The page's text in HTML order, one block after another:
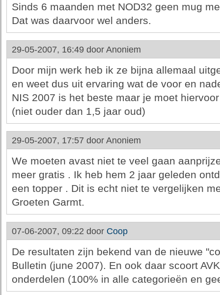
Sinds 6 maanden met NOD32 geen mug
Dat was daarvoor wel anders.
29-05-2007, 16:49 door Anoniem
Door mijn werk heb ik ze bijna allemaal
en weet dus uit ervaring wat de voor en
NIS 2007 is het beste maar je moet
(niet ouder dan 1,5 jaar oud)
29-05-2007, 17:57 door Anoniem
We moeten avast niet te veel gaan
meer gratis . Ik heb hem 2 jaar geleden
een topper . Dit is echt niet te vergelijken
Groeten Garmt.
07-06-2007, 09:22 door Coop
De resultaten zijn bekend van de nieuwe
Bulletin (june 2007). En ook daar scoort
onderdelen (100% in alle categorieën en